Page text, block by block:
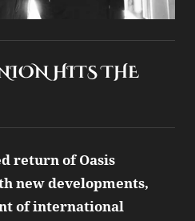
HITS THE
return of Oasis
new developments,
of international